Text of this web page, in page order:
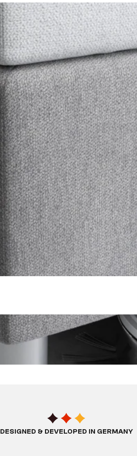
DESIGNED & DEVELOPED IN GERMANY